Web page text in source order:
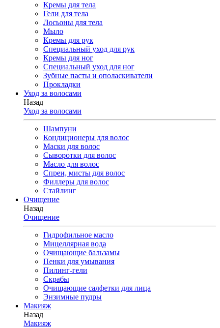
Кремы для тела
Гели для тела
Лосьоны для тела
Мыло
Кремы для рук
Специальный уход для рук
Кремы для ног
Специальный уход для ног
Зубные пасты и ополаскиватели
Прокладки
Уход за волосами
Назад
Уход за волосами
Шампуни
Кондиционеры для волос
Маски для волос
Сыворотки для волос
Масло для волос
Спреи, мисты для волос
Филлеры для волос
Стайлинг
Очищение
Назад
Очищение
Гидрофильное масло
Мицеллярная вода
Очищающие бальзамы
Пенки для умывания
Пилинг-гели
Скрабы
Очищающие салфетки для лица
Энзимные пудры
Макияж
Назад
Макияж